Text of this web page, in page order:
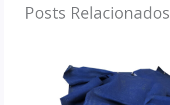
Posts Relacionados